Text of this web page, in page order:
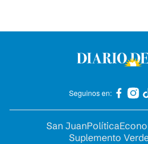
Seguinos en:
San JuanPolítica
Suplemento